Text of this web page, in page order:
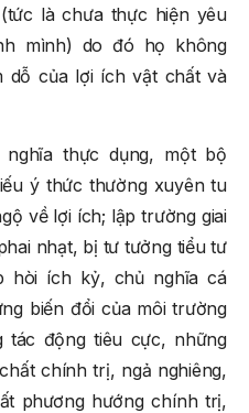
là chưa thực hiện yêu
mình) do đó họ không
dỗ của lợi ích vật chất và
thực dụng, một bộ
ý thức thường xuyên tu
về lợi ích; lập trường giai
nhạt, bị tư tưởng tiểu tư
hòi ích kỷ, chủ nghĩa cá
biến đổi của môi trường
động tiêu cực, những
chính trị, ngả nghiêng,
phương hướng chính trị,